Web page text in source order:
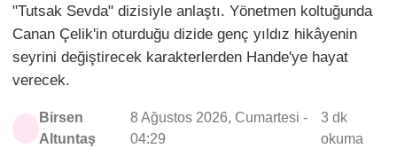
"Tutsak Sevda" dizisiyle anlaştı. Yönetmen koltuğunda
Canan Çelik'in oturduğu dizide genç yıldız hikâyenin
seyrini değiştirecek karakterlerden Hande'ye hayat
verecek.
Birsen
Altuntaş
8 Ağustos 2026, Cumartesi -
04:29
3 dk
okuma